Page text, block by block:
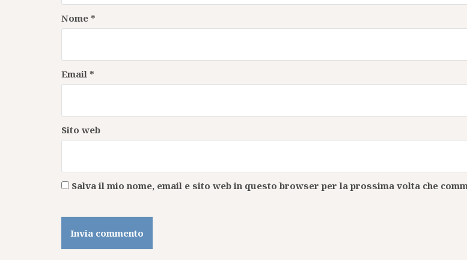
Nome *
Email *
Sito web
Salva il mio nome, email e sito web in questo browser per la prossima volta che